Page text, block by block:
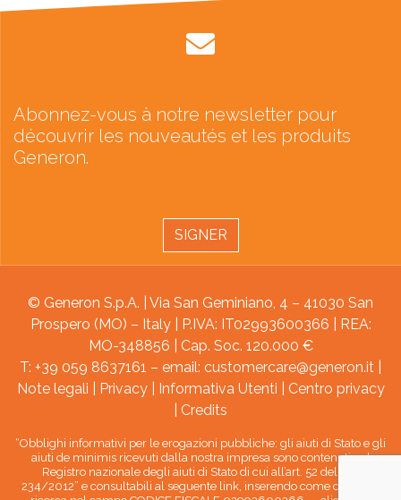
Abonnez-vous à notre newsletter pour
découvrir les nouveautés et les produits
Generon.
SIGNER
© Generon S.p.A. | Via San Geminiano, 4 – 41030 San
Prospero (MO) – Italy | P.IVA: IT02993600366 | REA:
MO-348856 | Cap. Soc. 120.000 €
T: +39 059 8637161 – email: customercare@generon.it
Note legali
Privacy| Informativa Utenti
Centro privacy
Credits
“Obblighi informativi per le erogazioni pubbliche: gli aiuti di Stato e gli
aiuti de minimis ricevuti dalla nostra impresa sono contenuti nel
Registro nazionale degli aiuti di Stato di cui all’art. 52 della L.
234/2012” e consultabili al seguente link, inserendo come chiave di